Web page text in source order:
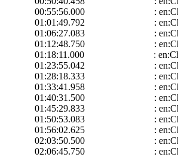
00:55:56.000 :
01:01:49.792 :
01:06:27.083 :
01:12:48.750 :
01:18:11.000 :
01:23:55.042 :
01:28:18.333 :
01:33:41.958 :
01:40:31.500 :
01:45:29.833 :
01:50:53.083 :
01:56:02.625 :
02:03:50.500 :
02:06:45.750 :